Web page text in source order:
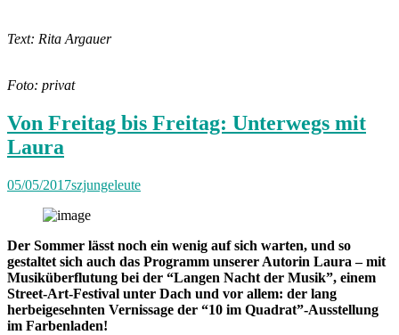
Text: Rita Argauer
Foto: privat
Von Freitag bis Freitag: Unterwegs mit
Laura
05/05/2017szjungeleute
Der Sommer lässt noch ein wenig auf sich warten, und so
gestaltet sich auch das Programm unserer Autorin Laura – mit
Musiküberflutung bei der “Langen Nacht der Musik”, einem
Street-Art-Festival unter Dach und vor allem: der lang
herbeigesehnten Vernissage der “10 im Quadrat”-Ausstellung
im Farbenladen!